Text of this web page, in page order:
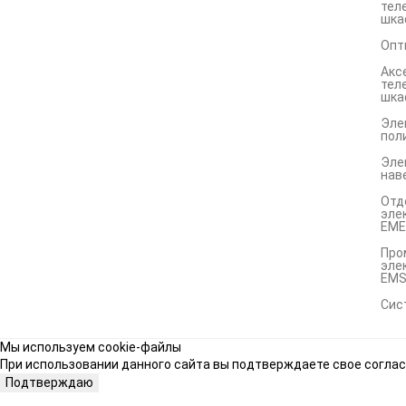
EME
EMS
Мы используем cookie-файлы
При использовании данного сайта вы подтверждаете свое
Подтверждаю